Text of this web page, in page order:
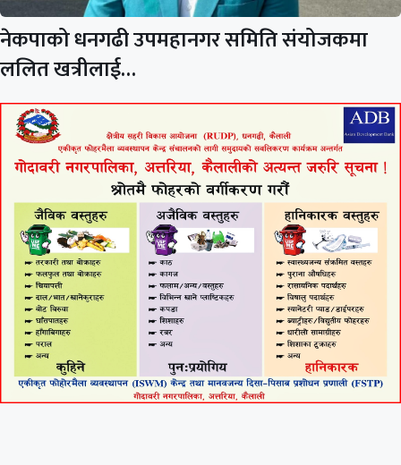
नेकपाको धनगढी उपमहानगर समिति संयोजकमा
ललित खत्रीलाई…